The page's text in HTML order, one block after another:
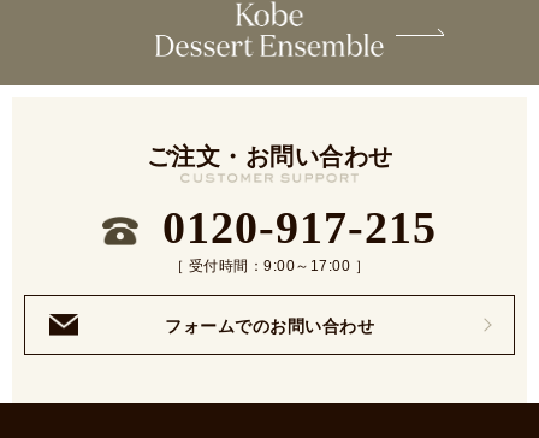
ご注文・お問い合わせ
0120-917-215
［ 受付時間：9:00～17:00 ］
フォームでのお問い合わせ